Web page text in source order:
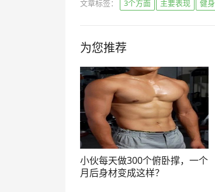
文章标签： 3个方面 主要表现 健身
为您推荐
小伙每天做300个俯卧撑，一个
月后身材变成这样？